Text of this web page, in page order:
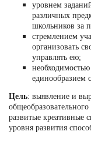
уровнем
различных
школьников за
стремлением
организовать
управлять ею;
единообразием
Цель: выявление и
развитые креативные
уровня развития